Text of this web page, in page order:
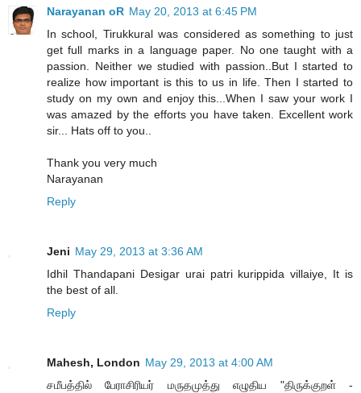
Narayanan oR May 20, 2013 at 6:45 PM
In school, Tirukkural was considered as something to just
get full marks in a language paper. No one taught with a
passion. Neither we studied with passion..But I started to
realize how important is this to us in life. Then I started to
study on my own and enjoy this...When I saw your work I
was amazed by the efforts you have taken. Excellent work
sir... Hats off to you..
Thank you very much
Narayanan
Reply
Jeni May 29, 2013 at 3:36 AM
Idhil Thandapani Desigar urai patri kurippida villaiye, It is
the best of all.
Reply
Mahesh, London May 29, 2013 at 4:00 AM
சமீபத்தில் பேராசிரியர் மருதமுத்து எழுதிய "திருக்குறள் -